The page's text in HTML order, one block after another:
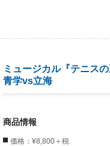
ミュージカル『テニス
青学vs立海
商品情報
価格：¥8,800＋税